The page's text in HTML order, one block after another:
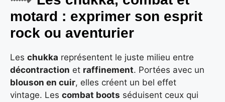
motard : exprimer son esprit
rock ou aventurier
Les chukka représentent le juste milieu entre
décontraction et raffinement. Portées avec un
blouson en cuir, elles créent un bel effet
vintage. Les combat boots séduisent ceux qui